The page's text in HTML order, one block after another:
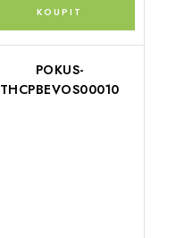
POKUS-
THCPBEVOS00010